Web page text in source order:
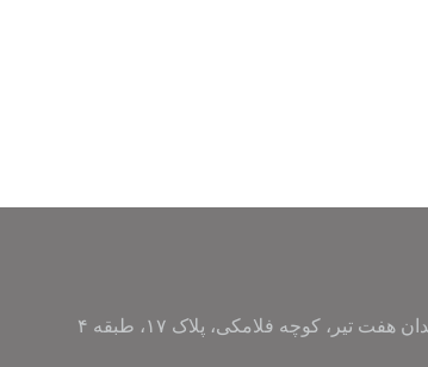
هفت تیر، کوچه فلامکی، پلاک ۱۷، طبقه ۴